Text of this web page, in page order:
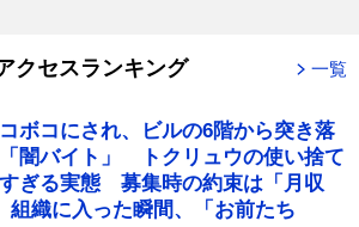
クセスランキング 一覧
コボコにされ、ビルの6階から突き落
闇バイト」 トクリュウの使い捨て
ぎる実態 募集時の約束は「月収
組織に入った瞬間、「お前たち